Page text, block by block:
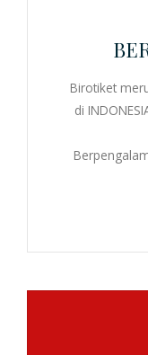
Birotiket
di